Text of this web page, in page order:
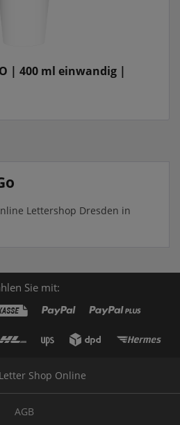
| 400 ml einwandig |
Lettershop Dresden in
Sie mit:
Shop Online
AGB